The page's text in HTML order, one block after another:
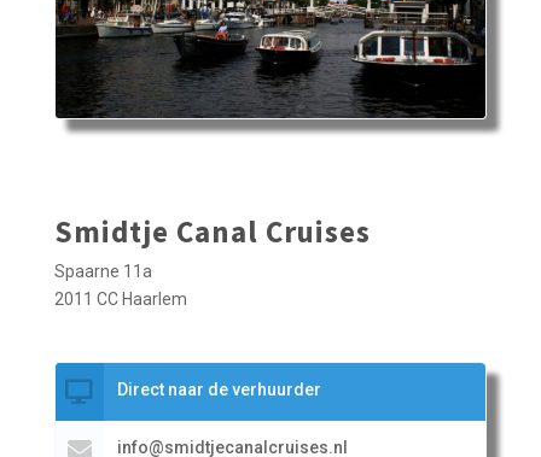
Smidtje Canal Cruises
Spaarne 11a
2011 CC Haarlem
Direct naar de verhuurder
info@smidtjecanalcruises.nl